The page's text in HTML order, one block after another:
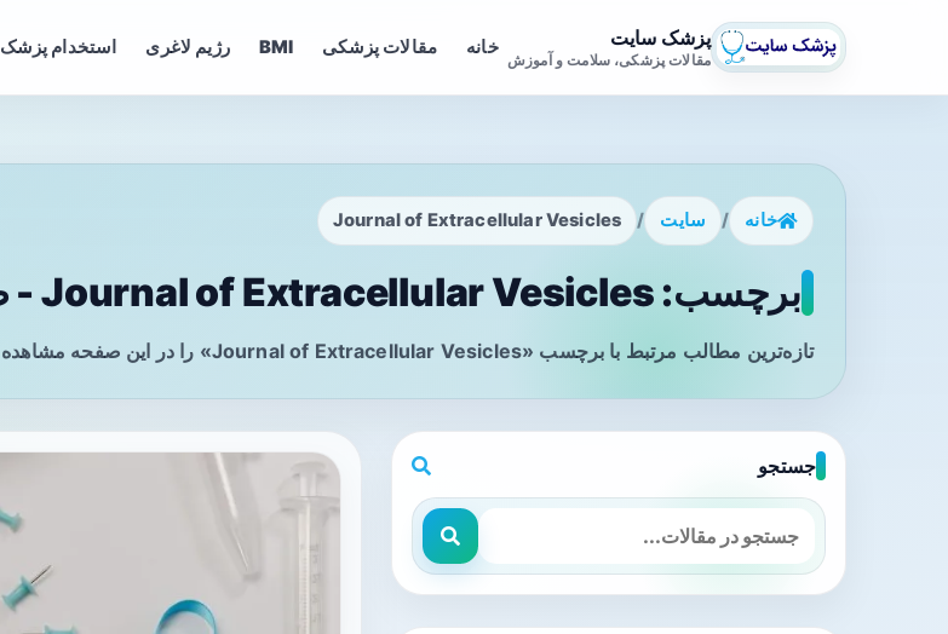
پزشک سایت
مقالات پزشکی، سلامت و آموزش
خانه مقالات پزشکی BMI رژیم لاغری استخدام پزشک
خانه / سایت /
Journal of Extracellular Vesicles
برچسب: Journal of Extracellular Vesicles - صفحه 1
تازه‌ترین مطالب مرتبط با برچسب «Journal of Extracellular Vesicles» را در این صفحه مشاهده می‌کنید.
جستجو